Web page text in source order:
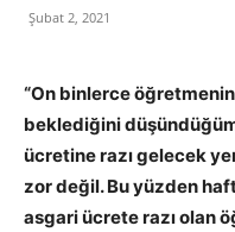
Şubat 2, 2021
“On binlerce
beklediğini
ücretine razı gelecek
zor değil. Bu yüzden
asgari ücrete razı olan